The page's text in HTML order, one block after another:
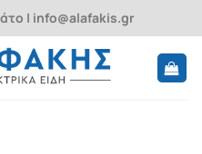
| info@alafakis.gr